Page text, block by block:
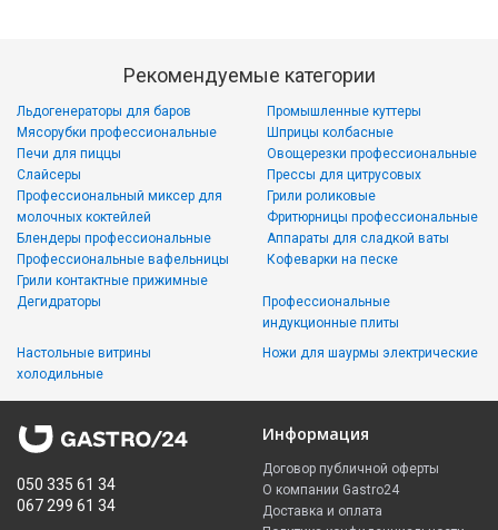
Рекомендуемые категории
Льдогенераторы для баров
Мясорубки профессиональные
Печи для пиццы
Слайсеры
Промышленные куттеры
Шприцы колбасные
Овощерезки профессиональные
Прессы для цитрусовых
Профессиональный миксер для
молочных коктейлей
Блендеры профессиональные
Профессиональные вафельницы
Грили контактные прижимные
Грили роликовые
Фритюрницы профессиональные
Аппараты для сладкой ваты
Кофеварки на песке
Дегидраторы
Настольные витрины
холодильные
Профессиональные
индукционные плиты
Ножи для шаурмы электрические
050 335 61 34
067 299 61 34
Информация
Договор публичной оферты
О компании Gastro24
Доставка и оплата